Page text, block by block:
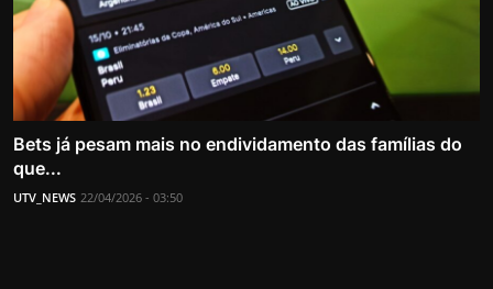
Bets já pesam mais no endividamento das famílias do
que...
UTV_NEWS 22/04/2026 - 03:50